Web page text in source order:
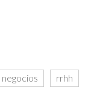
negocios rrhh